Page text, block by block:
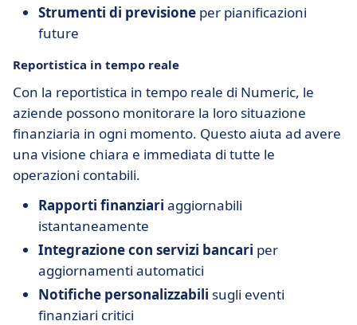
Strumenti di previsione per pianificazioni
future
Reportistica in tempo reale
Con la reportistica in tempo reale di Numeric, le
aziende possono monitorare la loro situazione
finanziaria in ogni momento. Questo aiuta ad avere
una visione chiara e immediata di tutte le
operazioni contabili.
Rapporti finanziari aggiornabili
istantaneamente
Integrazione con servizi bancari per
aggiornamenti automatici
Notifiche personalizzabili sugli eventi
finanziari critici